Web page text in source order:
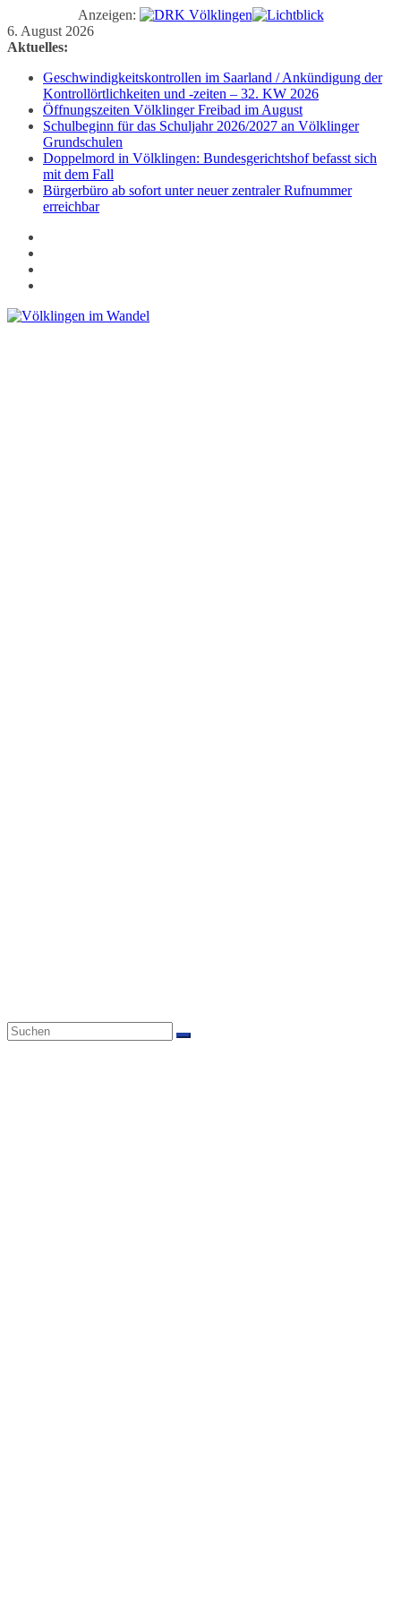
Anzeigen:
Zum
Inhalt
6. August 2026
Aktuelles:
Geschwindigkeitskontrollen im Saarland / Ankündigung der
Kontrollörtlichkeiten und -zeiten – 32. KW 2026
Öffnungszeiten Völklinger Freibad im August
Schulbeginn für das Schuljahr 2026/2027 an Völklinger
Grundschulen
Doppelmord in Völklingen: Bundesgerichtshof befasst sich
mit dem Fall
Bürgerbüro ab sofort unter neuer zentraler Rufnummer
erreichbar